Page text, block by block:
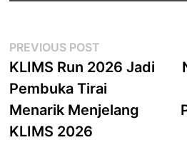
Post
navigation
PREVIOUS POST
post:
KLIMS Run 2026 Jadi
Pembuka Tirai
Menarik Menjelang
KLIMS 2026